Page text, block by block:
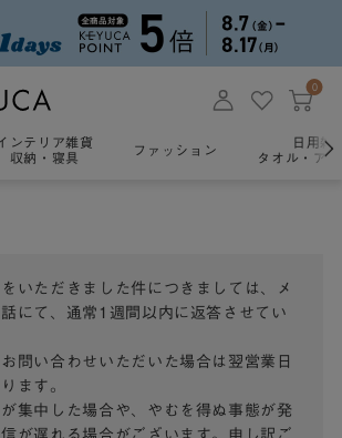
0
ンテリア雑貨
収納・寝具
ファッション
日用雑
タオル・ア
いただきました件につきましては、メ
にて、通常1週間以内に返答させてい
問い合わせいただいた場合は翌営業日
ます。
集中した場合や、やむを得ぬ事態が発
が遅れる場合がございます。申し訳ご